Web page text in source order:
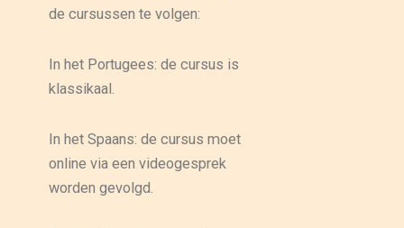
de cursussen te volgen:
In het Portugees: de cursus is
klassikaal.
In het Spaans: de cursus moet
online via een videogesprek
worden gevolgd.